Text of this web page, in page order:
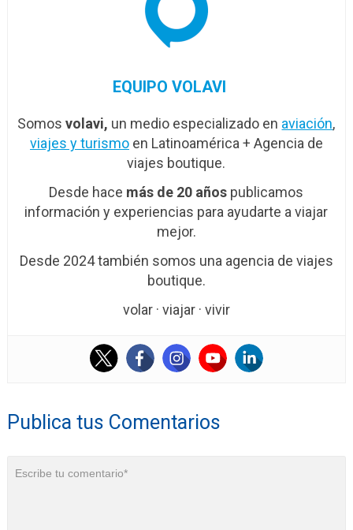
EQUIPO VOLAVI
Somosvolavi, un medio especializado en aviación,
viajes y turismoen Latinoamérica + Agencia de
viajes boutique.
Desde hace más de 20 años publicamos
información y experiencias para ayudarte a viajar
mejor.
Desde 2024 también somos una agencia de viajes
boutique.
volar · viajar · vivir
Publica tus Comentarios